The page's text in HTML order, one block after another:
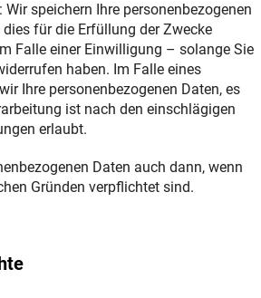
speichern Ihre personenbezogenen
für die Erfüllung der Zwecke
Falle einer Einwilligung – solange Sie
haben. Im Falle eines
Ihre personenbezogenen Daten, es
ist nach den einschlägigen
erlaubt.
Daten auch dann, wenn
Gründen verpflichtet sind.